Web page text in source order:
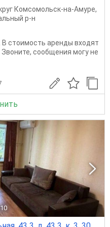
Комсомольск-на-Амуре,
р-н
В стоимость аренды входят
сообщения могу не